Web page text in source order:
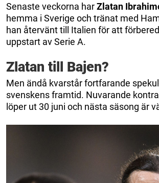
Senaste veckorna harZlatan
hemma i Sverige och tränat med
han återvänt till Italien för att
uppstart av Serie A.
Zlatan till Bajen?
Men ändå kvarstår fortfarande
svenskens framtid. Nuvarande
löper ut 30 juni och nästa säsong är